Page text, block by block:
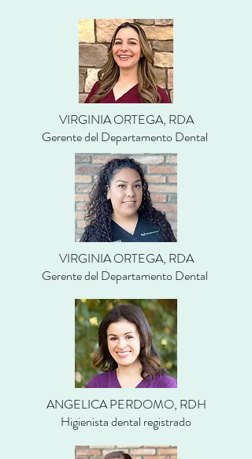
VIRGINIA ORTEGA, RDA
Gerente del Departamento Dental
VIRGINIA ORTEGA, RDA
Gerente del Departamento Dental
ANGELICA PERDOMO, RDH
Higienista dental registrado